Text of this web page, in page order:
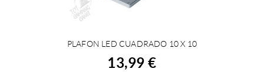
ACHETER
PLAFON LED CUADRADO 10 X 10
13,99 €